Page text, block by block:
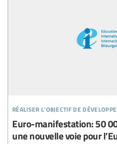
réaliser l’objectif de
Euro-manifestation: 50
une nouvelle voie pour